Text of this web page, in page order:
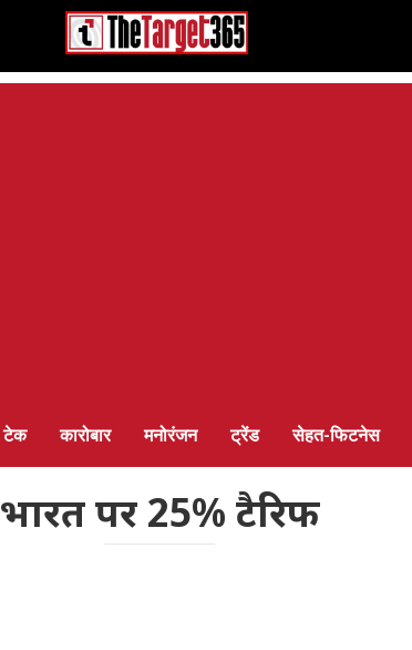
टेक कारोबार मनोरंजन ट्रेंड सेहत-फिटनेस
भारत पर 25% टैरिफ